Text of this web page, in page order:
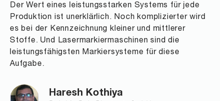
Der Wert eines leistungsstarken Systems für jede
Produktion ist unerklärlich. Noch komplizierter wird
es bei der Kennzeichnung kleiner und mittlerer
Stoffe. Und Lasermarkiermaschinen sind die
leistungsfähigsten Markiersysteme für diese
Aufgabe.
Haresh Kothiya